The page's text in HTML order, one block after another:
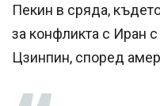
Пекин в сряда,
за конфликта с Иран
Цзинпин, според